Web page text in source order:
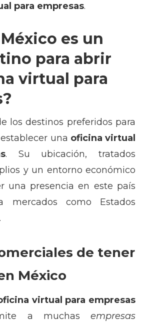
para empresas.
es un
para abrir
virtual para
los destinos preferidos para
una oficina virtual
. Su ubicación, tratados
y un entorno económico
una presencia en este país
mercados como Estados
de tener
México
virtual para empresas
a muchas empresas